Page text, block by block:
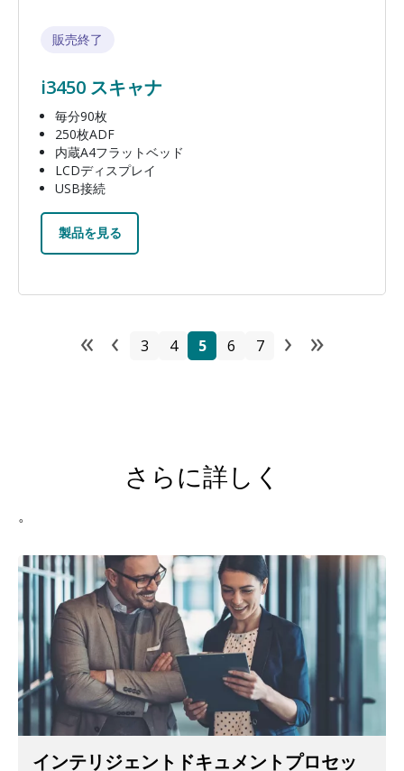
販売終了
i3450 スキャナ
毎分90枚
250枚ADF
内蔵A4フラットベッド
LCDディスプレイ
USB接続
製品を見る
ページ送り
First page
« Previous page
‹ ページ
3 ページ
4 ページ
5 ページ
6 ページ
7 Next
› Last
»
さらに詳しく
。
インテリジェントドキュメントプロセッ